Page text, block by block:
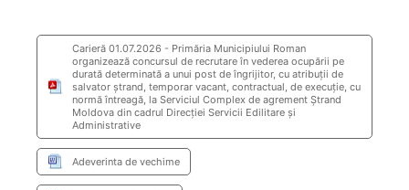
Carieră 01.07.2026 - Primăria Municipiului Roman
organizează concursul de recrutare în vederea ocupării pe
durată determinată a unui post de îngrijitor, cu atribuții de
salvator ștrand, temporar vacant, contractual, de execuție, cu
normă întreagă, la Serviciul Complex de agrement Ștrand
Moldova din cadrul Direcției Servicii Edilitare și
Administrative
Adeverinta de vechime